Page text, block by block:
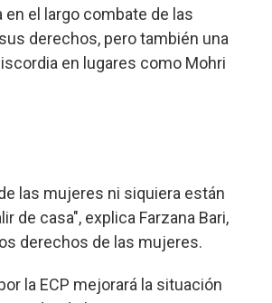
en el largo combate de las
derechos, pero también una
en lugares como Mohri
las mujeres ni siquiera están
de casa", explica Farzana Bari,
derechos de las mujeres.
la ECP mejorará la situación